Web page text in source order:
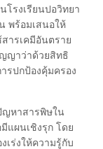
โรงเรียนปอวิทยา
พร้อมเสนอให้
ารเคมีอันตราย
ญาว่าด้วยสิทธิ
รปกป้องคุ้มครอง
ญหาสารพิษใน
แผนเชิงรุก โดย
ร่งให้ความรู้กับ